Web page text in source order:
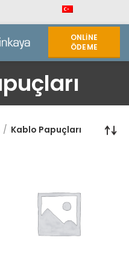
ONLINE
ÖDEME
Kablo Papuçları